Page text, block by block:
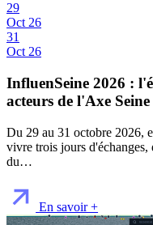
29
Oct 26
31
Oct 26
InfluenSeine 2026 :
acteurs de l'Axe
Du 29 au 31 octobre 2026,
vivre trois jours
du…
En savoir +